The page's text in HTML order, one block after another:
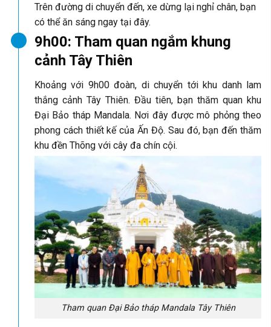
Trên đường di chuyển đến, xe dừng lại nghỉ chân, bạn
có thể ăn sáng ngay tại đây.
9h00: Tham quan ngắm khung
cảnh Tây Thiên
Khoảng với 9h00 đoàn, di chuyển tới khu danh lam
thắng cảnh Tây Thiên. Đầu tiên, bạn thăm quan khu
Đại Bảo tháp Mandala. Nơi đây được mô phỏng theo
phong cách thiết kế của Ấn Độ. Sau đó, bạn đến thăm
khu đền Thõng với cây đa chín cội.
Tham quan Đại Bảo tháp Mandala Tây Thiên